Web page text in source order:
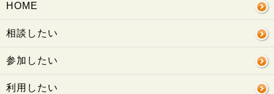
HOME
相談したい
参加したい
利用したい